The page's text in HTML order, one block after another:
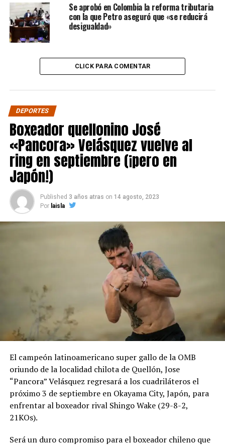
Se aprobó en Colombia la reforma tributaria
con la que Petro aseguró que «se reducirá
desigualdad»
CLICK PARA COMENTAR
DEPORTES
Boxeador quellonino José
«Pancora» Velásquez vuelve al
ring en septiembre (¡pero en
Japón!)
Published 3 años atras on 14 agosto, 2023
Por laisla
El campeón latinoamericano super gallo de la OMB
oriundo de la localidad chilota de Quellón, Jose
“Pancora” Velásquez regresará a los cuadriláteros el
próximo 3 de septiembre en Okayama City, Japón, para
enfrentar al boxeador rival Shingo Wake (29-8-2,
21KOs).
Será un duro compromiso para el boxeador chileno que